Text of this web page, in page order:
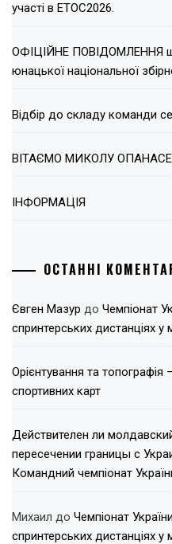
участі в ЕТОС2026.
ОФІЦІЙНЕ ПОВІДОМЛЕННЯ
юнацької національної
Відбір до складу команди
ВІТАЄМО МИКОЛУ
ІНФОРМАЦІЯ
ОСТАННІ
Євген Мазур до Чемпіонат
спринтерських дистанціях у
Орієнтування та топографія
спортивних карт
Действителен ли
пересечении границы с
Командний чемпіонат
Михаил до Чемпіонат
спринтерських дистанціях у